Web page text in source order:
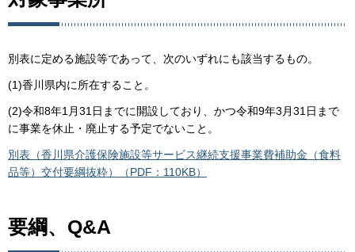
別表に定める施設等であって、次のいずれにも該当するもの。
(1)香川県内に所在すること。
(2)令和8年1月31日までに開設しており、かつ令和9年3月31日まで
に事業を休止・廃止する予定でないこと。
別表（香川県介護保険施設等サービス継続支援事業費補助金（食料
品等）交付要綱抜粋）（PDF：110KB）
要綱、Q&A